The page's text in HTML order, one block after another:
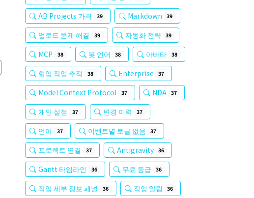
AB Projects 가격 39 Markdown 39
업로드 문제 해결 39 자동화 전략 39
MCP 38 봇 언어 38 아바타 38
협업 작업 추적 38 Enterprise 37
Model Context Protocol 37 NDA 37
개인 설정 37 변경 이력 37
언어 37 이벤트별 토글 없음 37
프로젝트 연결 37 Antigravity 36
Gantt 타임라인 36 무료 등급 36
작업 세부 정보 패널 36 작업 알림 36